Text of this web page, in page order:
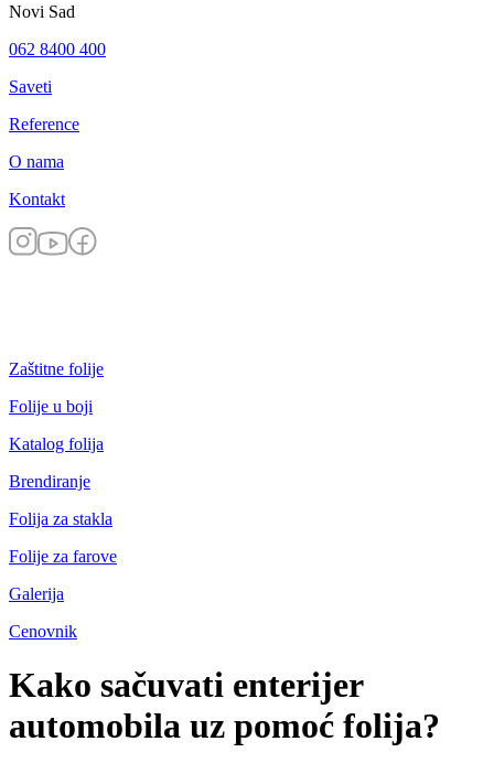
Novi Sad
062 8400 400
Saveti
Reference
O nama
Kontakt
Zaštitne folije
Folije u boji
Katalog folija
Brendiranje
Folija za stakla
Folije za farove
Galerija
Cenovnik
Kako sačuvati enterijer
automobila uz pomoć folija?